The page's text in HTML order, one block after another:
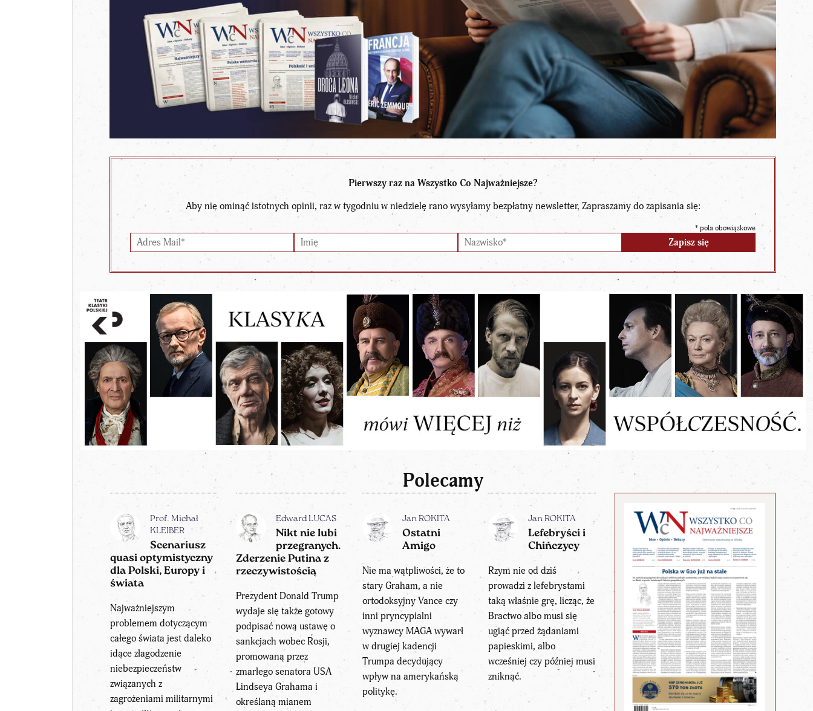
Pierwszy raz na Wszystko Co Najważniejsze?
Aby nie ominąć istotnych opinii, raz w tygodniu w niedzielę rano wysyłamy bezpłatny newsletter. Zapraszamy do zapisania się:
*pola obowiązkowe
Polecamy
Prof. Michał
KLEIBER
Scenariusz
quasi optymistyczny
dla Polski, Europy i
świata
Najważniejszym
problemem dotyczącym
całego świata jest daleko
idące złagodzenie
niebezpieczeństw
związanych z
zagrożeniami militarnymi
Edward LUCAS
Nikt nie lubi
przegranych.
Zderzenie Putina z
rzeczywistością
Prezydent Donald Trump
wydaje się także gotowy
podpisać nową ustawę o
sankcjach wobec Rosji,
promowaną przez
zmarłego senatora USA
Lindseya Grahama i
określaną mianem
Jan ROKITA
Ostatni
Amigo
Nie ma wątpliwości, że to
stary Graham, a nie
ortodoksyjny Vance czy
inni pryncypialni
wyznawcy MAGA wywarł
w drugiej kadencji
Trumpa decydujący
wpływ na amerykańską
politykę.
Jan ROKITA
Lefebryści i
Chińczycy
Rzym nie od dziś
prowadzi z lefebrystami
taką właśnie grę, licząc, że
Bractwo albo musi się
ugiąć przed żądaniami
papieskimi, albo
wcześniej czy później musi
zniknąć.